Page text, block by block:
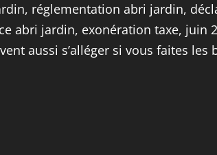
réglementation abri jardin,
abri jardin, exonération taxe, juin
aussi s’alléger si vous faites les